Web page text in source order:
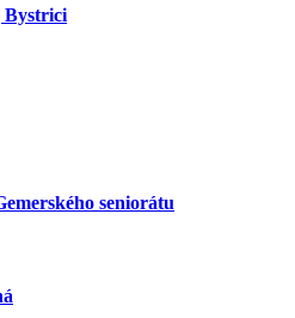
Bystrici
seniorátu